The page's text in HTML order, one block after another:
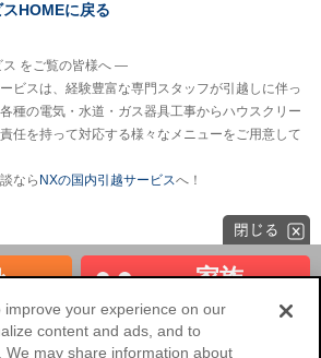
HOMEに戻る
をご覧の皆様へ ―
ビスは、経験豊富な専門スタッフが引越しに伴っ
種の電気・水道・ガス器具工事からハウスクリー
任を持って対応する様々なメニューをご用意して
なら NXの国内引越サービスへ！
家族
法人のお客様
improve your experience on our
content and ads, and to
We may share information about